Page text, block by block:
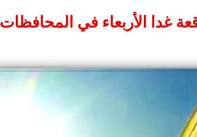
غدا الأربعاء في المحافظات